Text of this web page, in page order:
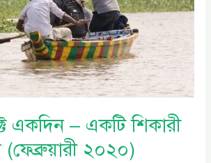
একদিন – একটি শিকারী
(ফেব্রুয়ারী ২০২০)